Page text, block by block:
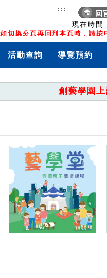
現在時間
如切換分頁再回到本頁時，請按
:::
活動查詢 導覽預約
創藝學園上課